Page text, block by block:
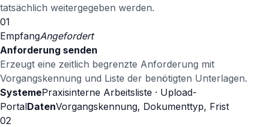
tatsächlich weitergegeben werden.
01
EmpfangAngefordert
Anforderung senden
Erzeugt eine zeitlich begrenzte Anforderung mit
Vorgangskennung und Liste der benötigten Unterlagen.
SystemePraxisinterne Arbeitsliste · Upload-
PortalDatenVorgangskennung, Dokumenttyp, Frist
02